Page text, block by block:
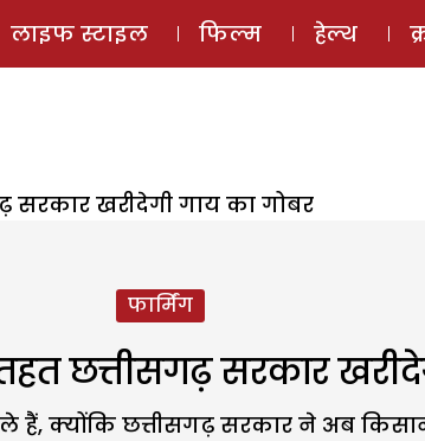
ई-मैगज़ीन
लाइफ स्टाइल फिल्म हेल्थ
सरकार खरीदेगी गाय का गोबर
फार्मिंग
छत्तीसगढ़ सरकार
हैं, क्योंकि छत्तीसगढ़ सरकार ने अब